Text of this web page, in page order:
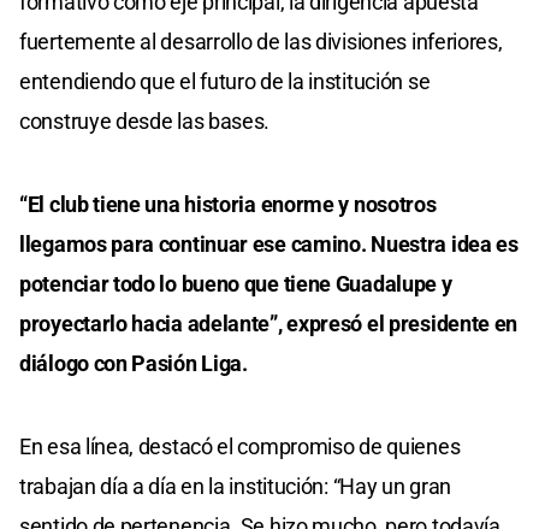
fuertemente al desarrollo de las divisiones inferiores,
entendiendo que el futuro de la institución se
construye desde las bases.
“El club tiene una historia enorme y nosotros
llegamos para continuar ese camino. Nuestra idea es
potenciar todo lo bueno que tiene Guadalupe y
proyectarlo hacia adelante”, expresó el presidente en
diálogo con Pasión Liga.
En esa línea, destacó el compromiso de quienes
trabajan día a día en la institución: “Hay un gran